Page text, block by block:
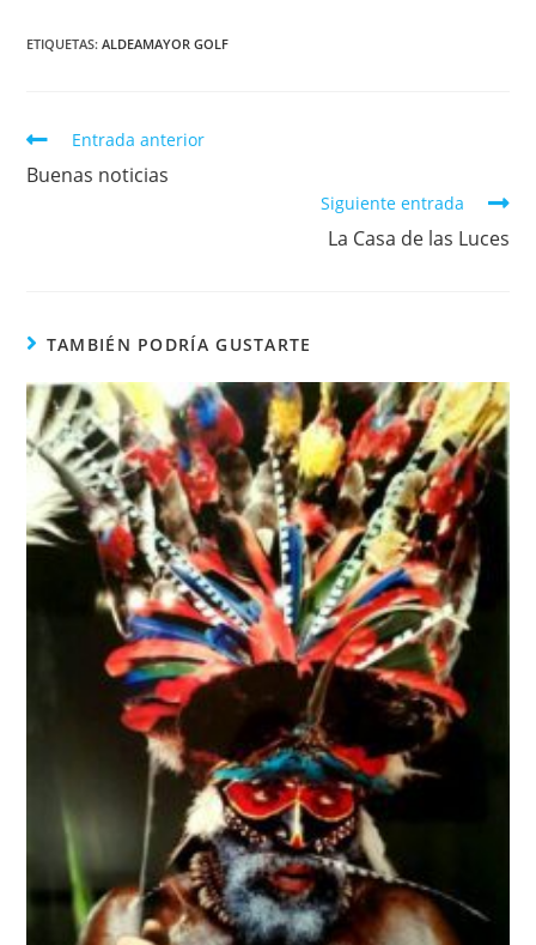
c
b
o
itt at
A
p
ai
ETIQUETAS:ALDEAMAYOR GOLF
Entrada anterior
Buenas noticias
Siguiente entrada
La Casa de las Luces
TAMBIÉN PODRÍA GUSTARTE